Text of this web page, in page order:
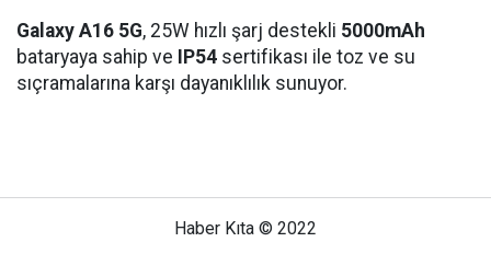
Galaxy A16 5G, 25W hızlı şarj destekli 5000mAh
bataryaya sahip ve
IP54 sertifikası ile toz ve su
sıçramalarına karşı dayanıklılık sunuyor.
Haber Kıta © 2022